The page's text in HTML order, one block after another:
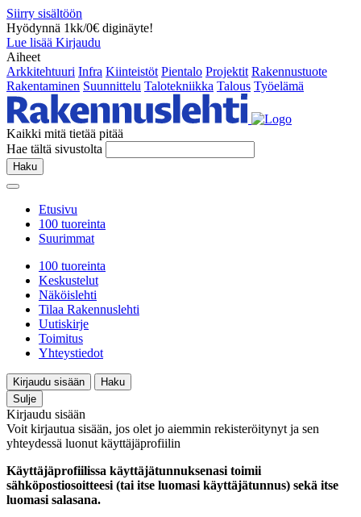
Siirry sisältöön
Hyödynnä 1kk/0€ diginäyte!
Lue lisää Kirjaudu
Aiheet
Arkkitehtuuri Infra Kiinteistöt Pientalo Projektit Rakennustuote
Rakentaminen Suunnittelu Talotekniikka Talous Työelämä
Kaikki mitä tietää pitää
Hae tältä sivustolta
Haku
Etusivu
100 tuoreinta
Suurimmat
100 tuoreinta
Keskustelut
Näköislehti
Tilaa Rakennuslehti
Uutiskirje
Toimitus
Yhteystiedot
Kirjaudu sisään
Haku
Sulje
Kirjaudu sisään
Voit kirjautua sisään, jos olet jo aiemmin rekisteröitynyt ja sen
yhteydessä luonut käyttäjäprofiilin
Käyttäjäprofiilissa käyttäjätunnuksenasi toimii
sähköpostiosoitteesi (tai itse luomasi käyttäjätunnus) sekä itse
luomasi salasana.